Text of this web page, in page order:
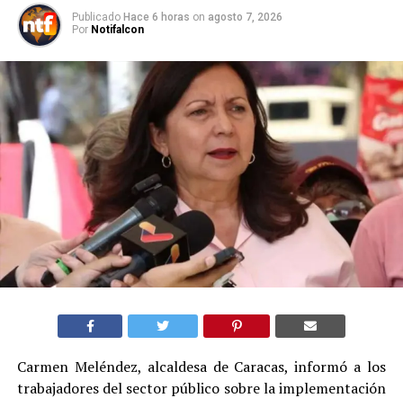
Publicado Hace 6 horas on agosto 7, 2026
Por Notifalcon
Carmen Meléndez, alcaldesa de Caracas, informó a los
trabajadores del sector público sobre la implementación